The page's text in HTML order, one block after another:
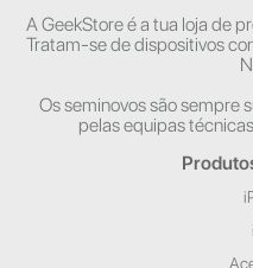
A GeekStore é a tua loja de
Tratam-se de dispositivos
Os seminovos são sempre
pelas equipas